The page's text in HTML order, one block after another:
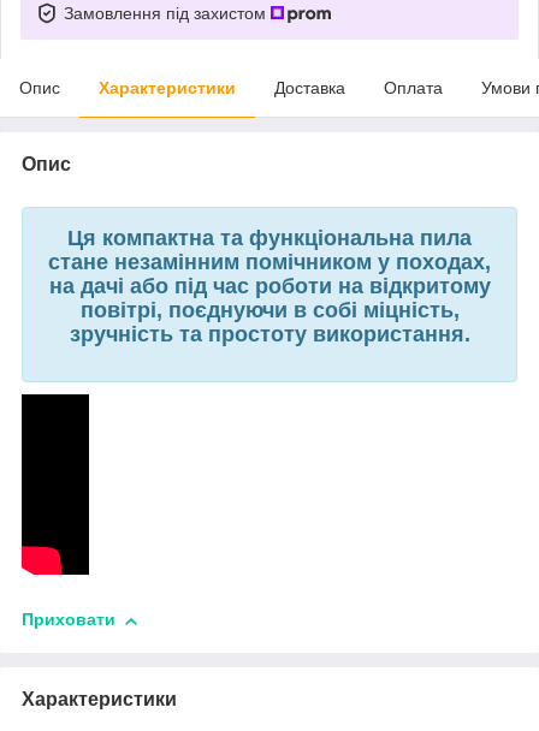
Замовлення під захистом
Опис Характеристики Доставка Оплата Умови
Опис
Ця компактна та функціональна пила
стане незамінним помічником у походах,
на дачі або під час роботи на відкритому
повітрі, поєднуючи в собі міцність,
зручність та простоту використання.
Приховати
Характеристики